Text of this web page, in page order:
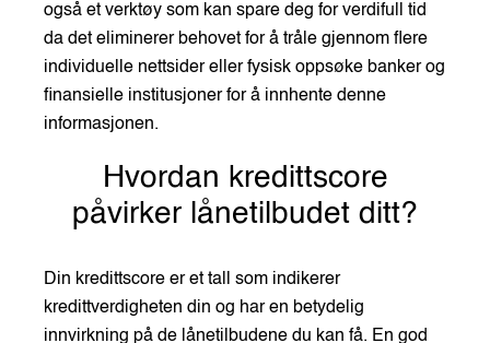
også et verktøy som kan spare deg for verdifull tid
da det eliminerer behovet for å tråle gjennom flere
individuelle nettsider eller fysisk oppsøke banker og
finansielle institusjoner for å innhente denne
informasjonen.
Hvordan kredittscore
påvirker lånetilbudet ditt?
Din kredittscore er et tall som indikerer
kredittverdigheten din og har en betydelig
innvirkning på de lånetilbudene du kan få. En god